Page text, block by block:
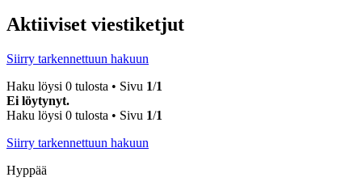
Aktiiviset viestiketjut
Siirry tarkennettuun hakuun
Haku löysi 0 tulosta • Sivu 1/1
Ei löytynyt.
Haku löysi 0 tulosta • Sivu 1/1
Siirry tarkennettuun hakuun
Hyppää